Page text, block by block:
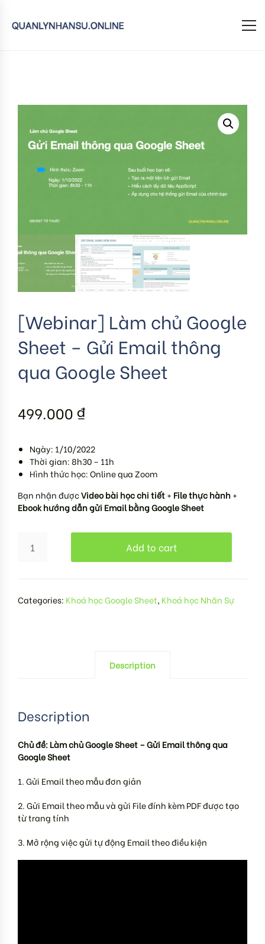
[Webinar] Làm chủ Google
Sheet – Gửi Email thông
qua Google Sheet
499.000 ₫
Ngày: 1/10/2022
Thời gian: 8h30 – 11h
Hình thức học: Online qua Zoom
Bạn nhận đượcVideo bài học chi tiết+ File thực hành+
Ebook hướng dẫn gửi Email bằng Google Sheet
Add to cart
Categories: Khoá học Google Sheet, Khoá học Nhân Sự
Description
Description
Chủ đề: Làm chủ Google Sheet – Gửi Email thông qua
Google Sheet
1. Gửi Email theo mẫu đơn giản
2. Gửi Email theo mẫu và gửi File đính kèm PDF được tạo
từ trang tính
3. Mở rộng việc gửi tự động Email theo điều kiện